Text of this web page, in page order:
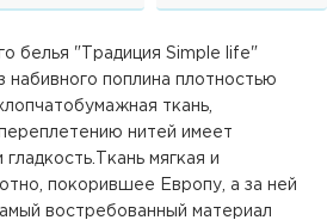
белья "Традиция Simple life"
набивного поплина плотностью
ткань,
нитей имеет
мягкая и
покорившее Европу, а за ней
востребованный материал